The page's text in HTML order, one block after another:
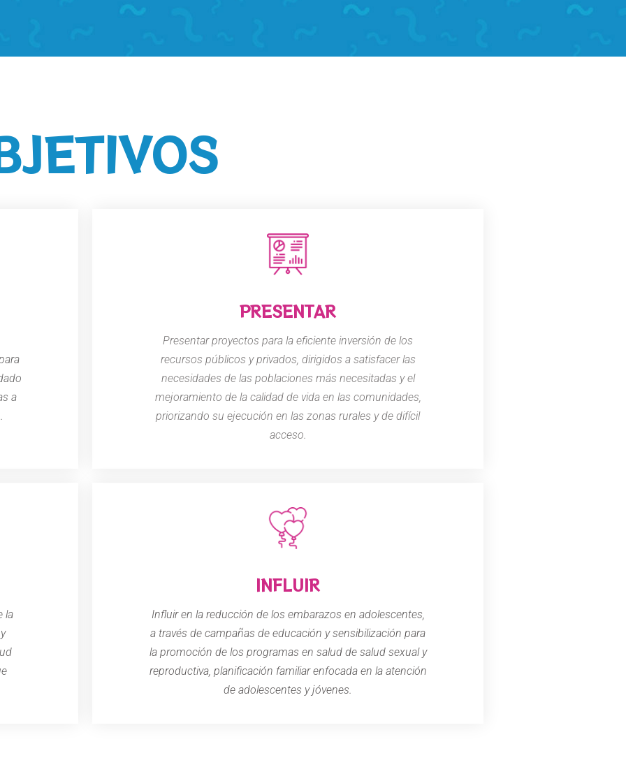
a
PRESENTAR
Presentar proyectos para la eficiente inversión de los
recursos públicos y privados, dirigidos a satisfacer las
necesidades de las poblaciones más necesitadas y el
mejoramiento de la calidad de vida en las comunidades,
priorizando su ejecución en las zonas rurales y de difícil
acceso.
la
INFLUIR
Influir en la reducción de los embarazos en adolescentes,
a través de campañas de educación y sensibilización para
la promoción de los programas en salud de salud sexual y
reproductiva, planificación familiar enfocada en la atención
de adolescentes y jóvenes.